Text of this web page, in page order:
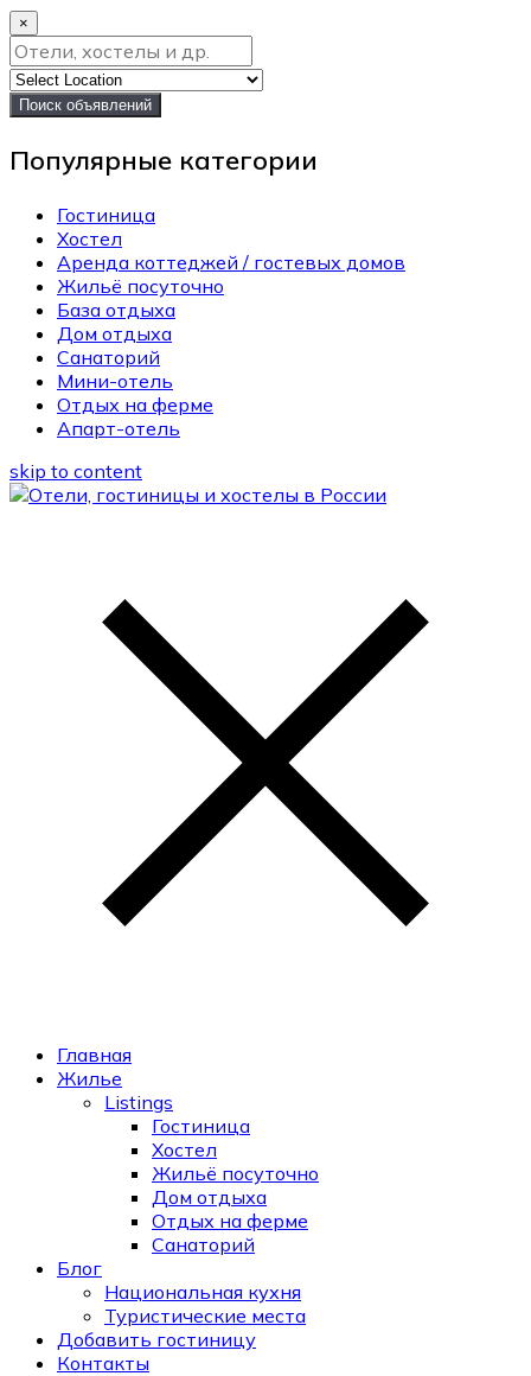
×
Поиск объявлений
Популярные категории
Гостиница
Хостел
Аренда коттеджей / гостевых домов
Жильё посуточно
База отдыха
Дом отдыха
Санаторий
Мини-отель
Отдых на ферме
Апарт-отель
skip to content
Главная
Жилье
Listings
Гостиница
Хостел
Жильё посуточно
Дом отдыха
Отдых на ферме
Санаторий
Блог
Национальная кухня
Туристические места
Добавить гостиницу
Контакты